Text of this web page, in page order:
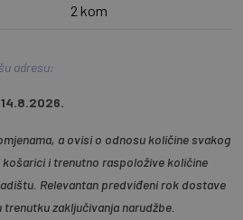
2 kom
adresu:
a ovisi o odnosu količine svakog
i trenutno raspoložive količine
Relevantan predviđeni rok dostave
zaključivanja narudžbe.